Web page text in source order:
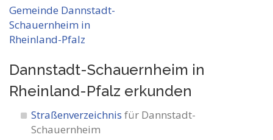
Dannstadt-Schauernheim in
Rheinland-Pfalz erkunden
Straßenverzeichnis für Dannstadt-
Schauernheim